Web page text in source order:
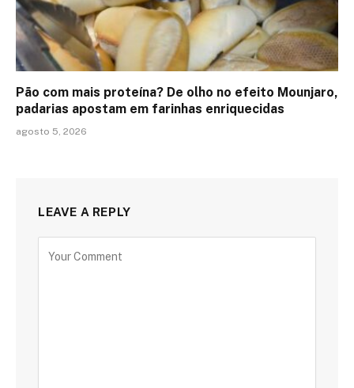
Pão com mais proteína? De olho no efeito Mounjaro,
padarias apostam em farinhas enriquecidas
agosto 5, 2026
LEAVE A REPLY